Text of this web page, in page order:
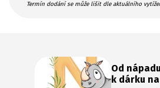
Termín dodání se může lišit dle aktuálního
Od nápadu
k dárku